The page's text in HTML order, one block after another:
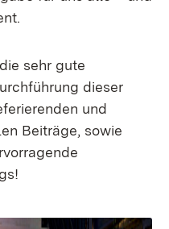
sehr gute
dieser
und
Beiträge, sowie